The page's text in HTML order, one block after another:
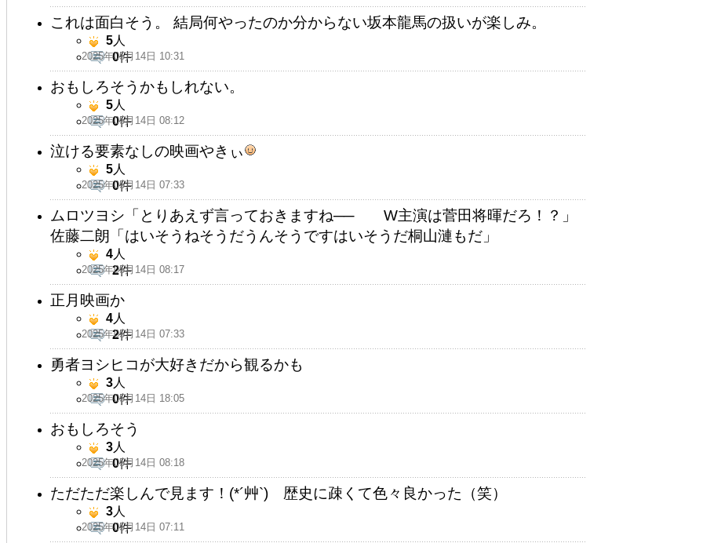
これは面白そう。 結局何やったのか分からない坂本龍馬の扱いが楽しみ。
2025年05月14日 10:31
5人
0件
おもしろそうかもしれない。
2025年05月14日 08:12
5人
0件
泣ける要素なしの映画やきぃ
2025年05月14日 07:33
5人
0件
ムロツヨシ「とりあえず言っておきますね── W主演は菅田将暉だろ！？」
佐藤二朗「はいそうねそうだうんそうですはいそうだ桐山漣もだ」
2025年05月14日 08:17
4人
2件
正月映画か
2025年05月14日 07:33
4人
2件
勇者ヨシヒコが大好きだから観るかも
2025年05月14日 18:05
3人
0件
おもしろそう
2025年05月14日 08:18
3人
0件
ただただ楽しんで見ます！(*´艸`) 歴史に疎くて色々良かった（笑）
2025年05月14日 07:11
3人
0件